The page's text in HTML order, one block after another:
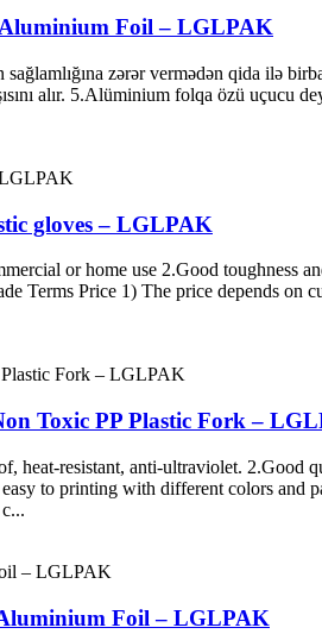
Aluminium Foil – LGLPAK
zərər vermədən qida ilə
alır. 5.Alüminium folqa özü uçucu
gloves – LGLPAK
or home use 2.Good toughness
Terms Price 1) The price depends on
Toxic PP Plastic Fork –
heat-resistant, anti-ultraviolet.
to printing with different colors and
Foil – LGLPAK